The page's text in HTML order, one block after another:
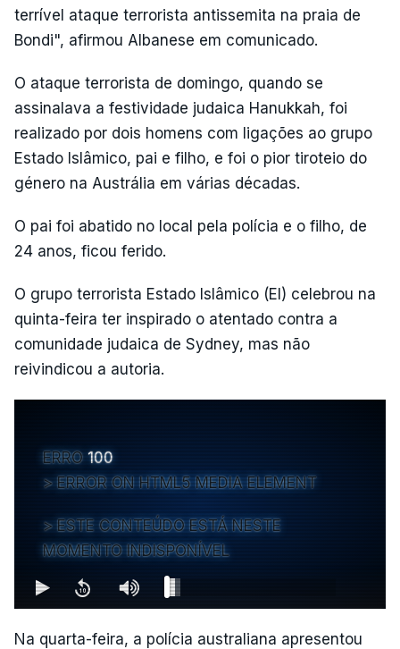
terrível ataque terrorista antissemita na praia de
Bondi", afirmou Albanese em comunicado.
O ataque terrorista de domingo, quando se
assinalava a festividade judaica Hanukkah, foi
realizado por dois homens com ligações ao grupo
Estado Islâmico, pai e filho, e foi o pior tiroteio do
género na Austrália em várias décadas.
O pai foi abatido no local pela polícia e o filho, de
24 anos, ficou ferido.
O grupo terrorista Estado Islâmico (EI) celebrou na
quinta-feira ter inspirado o atentado contra a
comunidade judaica de Sydney, mas não
reivindicou a autoria.
ERRO 100
ERROR ON HTML5 MEDIA ELEMENT
ESTE CONTEÚDO ESTÁ NESTE
MOMENTO INDISPONÍVEL
Na quarta-feira, a polícia australiana apresentou